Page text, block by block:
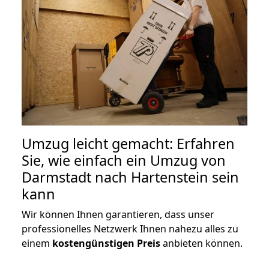
Umzug leicht gemacht: Erfahren
Sie, wie einfach ein Umzug von
Darmstadt nach Hartenstein sein
kann
Wir können Ihnen garantieren, dass unser
professionelles Netzwerk Ihnen nahezu alles zu
einem kostengünstigen Preisanbieten können.